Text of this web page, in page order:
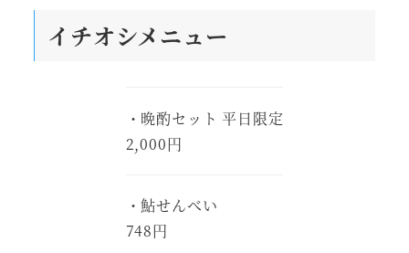
イチオシメニュー
・晩酌セット 平日限定
2,000円
・鮎せんべい
748円